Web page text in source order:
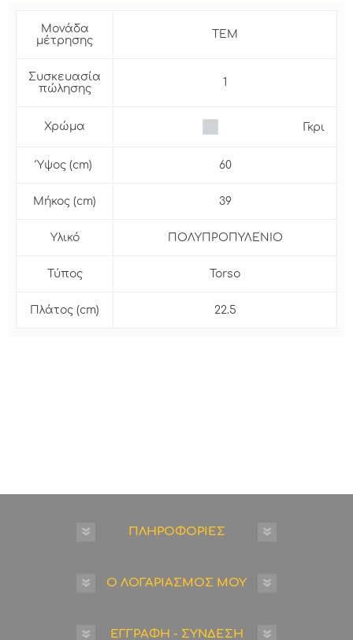
Μονάδα
μέτρησης
ΤΕΜ
Συσκευασία
πώλησης
1
Χρώμα Γκρι
Ύψος (cm) 60
Μήκος (cm) 39
Υλικό ΠΟΛΥΠΡΟΠΥΛΕΝΙΟ
Τύπος Torso
Πλάτος (cm) 22.5
ΠΛΗΡΟΦΟΡΙΕΣ
Ο ΛΟΓΑΡΙΑΣΜΟΣ ΜΟΥ
ΕΓΓΡΑΦΗ - ΣΥΝΔΕΣΗ